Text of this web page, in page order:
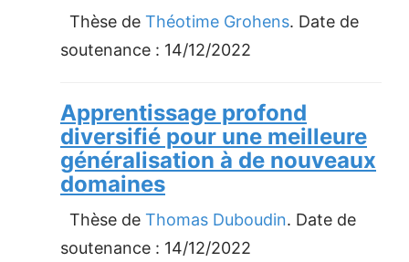
Thèse de Théotime Grohens. Date de
soutenance : 14/12/2022
Apprentissage profond
diversifié pour une meilleure
généralisation à de nouveaux
domaines
Thèse de Thomas Duboudin. Date de
soutenance : 14/12/2022